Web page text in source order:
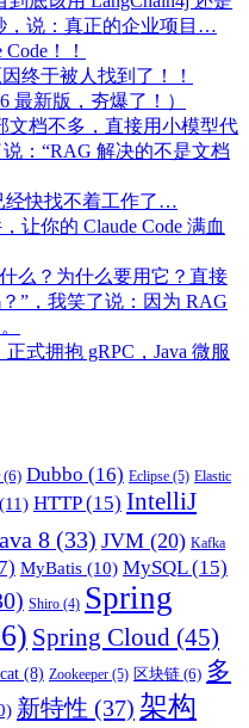
，说：真正的企业项目…
！！
终于被人找到了！！
最新版，夯爆了！）
文档不多，直接用小模型代
：“RAG 解决的不是文档
经快找不着工作了…
让你的 Claude Code 满血
么？为什么要用它？直接
”，我笑了说：因为 RAG
式拥抱 gRPC，Java 微服
(6) Dubbo (16) Eclipse (5) Elastic
(11) HTTP(15) IntelliJ
8 (33) JVM (20) Kafka
MyBatis (10) MySQL(15)
Shiro (4) Spring
Spring Cloud (45)
(8) Zookeeper (5) 区块链 (6) 多
新特性 (37) 架构